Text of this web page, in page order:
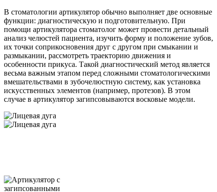
клиники
В стоматологии артикулятор обычно выполняет две основные
функции: диагностическую и подготовительную. При
помощи артикулятора стоматолог может провести детальный
анализ челюстей пациента, изучить форму и положение зубов,
их точки соприкосновения друг с другом при смыкании и
размыкании, рассмотреть траекторию движения и
особенности прикуса. Такой диагностический метод является
весьма важным этапом перед сложными стоматологическими
вмешательствами в зубочелюстную систему, как установка
искусственных элементов (например, протезов). В этом
случае в артикулятор загипсовываются восковые модели.